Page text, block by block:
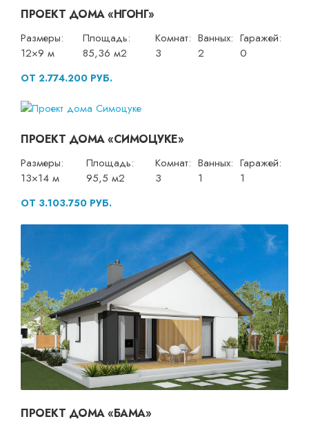
ПРОЕКТ ДОМА «НГОНГ»
Размеры:
12×9 м
Площадь:
85,36 м2
Комнат:
3
Ванных:
2
Гаражей:
0
ОТ 2.774.200 РУБ.
ПРОЕКТ ДОМА «СИМОЦУКЕ»
Размеры:
13×14 м
Площадь:
95,5 м2
Комнат:
3
Ванных:
1
Гаражей:
1
ОТ 3.103.750 РУБ.
ПРОЕКТ ДОМА «БАМА»